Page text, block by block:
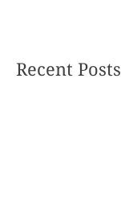
Recent Posts